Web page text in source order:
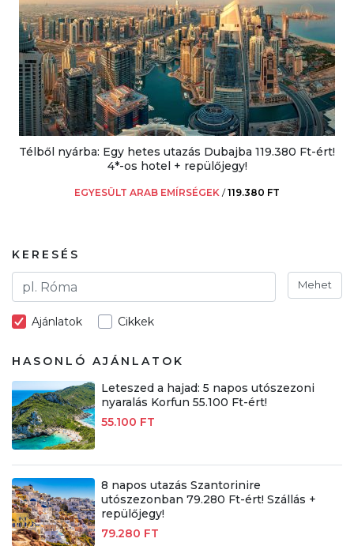
Télből nyárba: Egy hetes utazás Dubajba 119.380 Ft-ért!
4*-os hotel + repülőjegy!
EGYESÜLT ARAB EMÍRSÉGEK /119.380 FT
KERESÉS
Mehet
Ajánlatok Cikkek
HASONLÓ AJÁNLATOK
Leteszed a hajad: 5 napos utószezoni
nyaralás Korfun 55.100 Ft-ért!
55.100 FT
8 napos utazás Szantorinire
utószezonban 79.280 Ft-ért! Szállás +
repülőjegy!
79.280 FT